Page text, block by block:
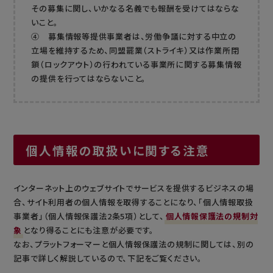
その募集に関し、いかなる名義でも報酬を受けてはならな
いこと。
④ 募集情報等提供事業者は、労働争議に対する中立の
立場を維持するため、同盟罷業（ストライキ）又は作業所閉
鎖（ロックアウト）の行われている事業所に関する募集情報
の提供を行ってはならないこと。
個人情報の取扱いに関する注意
インターネット上のウェブサイトでサービスを提供するビジネスの場
合、サイト利用者の個人情報を取得することになり、「個人情報取扱
事業者」（個人情報保護法2条5項）として、 個人情報保護法の規制対
象 となり得ることにも注意が必要です。
なお、プラットフォーマーと個人情報保護法の規制に関しては、別の
記事で詳しく解説しているので、下記をご覧ください。